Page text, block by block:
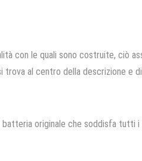
con le quali sono costruite, ciò
al centro della descrizione
originale che soddisfa tutti